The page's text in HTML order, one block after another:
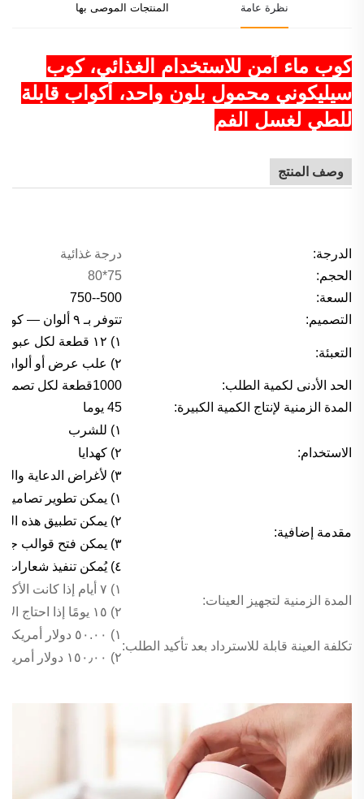
نظرة عامة المنتجات الموصى بها
كوب ماء آمن للاستخدام الغذائي، كوب
سيليكوني محمول بلون واحد، أكواب قابلة
للطي لغسل الفم
وصف المنتج
الدرجة:
درجة غذائية
الحجم:
75*80
السعة:
500--750
التصميم:
تتوفر بـ ٩ ألوان — كوب سيليكوني
التعبئة:
١) ١٢ قطعة لكل عبوة داخلية، و٣٦ قطعة لكل كرتونة، الحجم: ٠٫٠٤٢ متر مكعب
٢) علب عرض أو ألوان مختلفة وفقًا لمتطلبات العميل
الحد الأدنى لكمية الطلب:
1000قطعة لكل تصميم
المدة الزمنية لإنتاج الكمية الكبيرة:
45 يوما
الاستخدام:
١) للشرب
٢) كهدايا
٣) لأغراض الدعاية والترويج
مقدمة إضافية:
١) يمكن تطوير تصاميم أخرى على هذا الشكل من الأكواب وفقًا لمتطلبات مختلفة.
٢) يمكن تطبيق هذه التصاميم على أكواب أو أطباق أو أوعية ذات أشكال مختلفة.
٣) يمكن فتح قوالب جديدة لأحجام أو أشكال جديدة من هذا النوع من المنتجات، لكن الحد الأدنى لكمية الطلب (MOQ) يجب أن يكون ٣٠٠٠٠ قطعة.
٤) يُمكن تنفيذ شعارات أو تصاميم خاصة بالعملاء (OEM)، ونرحب بذلك بحرارة.
المدة الزمنية لتجهيز العينات:
١) ٧ أيام إذا كانت الأكواب ذات الشكل والحجم المتوفرَيْن حاليًّا.
٢) ١٥ يومًا إذا احتاج الأمر إلى شكل أو حجم جديد للأكواب.
تكلفة العينة قابلة للاسترداد بعد تأكيد الطلب:
١) ٥٠.٠٠ دولار أمريكي لكل تصميم إذا كانت الأكواب ذات الشكل والحجم المتوفرَيْن حاليًّا.
٢) ١٥٠٫٠٠ دولار أمريكي لكل شكل أو حجم من الأكواب، ثم ٥٠٫٠٠ دولار أمريكي لكل تصميم